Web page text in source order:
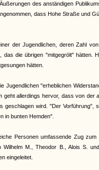
des anständigen
dass Hohe Straße und
der Jugendlichen, deren Zahl
die übrigen "mitgegrölt" hätten.
hätten.
Jugendlichen "erheblichen
allerdings hervor, dass von der
geschlagen wird. "Der Vorführung",
in bunten Hemden".
Personen umfassende Zug zum
Wilhelm M., Theodor B., Alois S.
eingeleitet.